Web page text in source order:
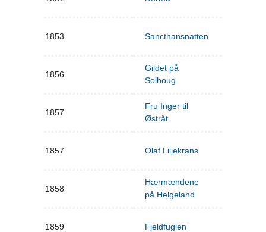
1853 Sancthansnatten
1856
Gildet på
Solhoug
1857
Fru Inger til
Østråt
1857 Olaf Liljekrans
1858
Hærmændene
på Helgeland
1859 Fjeldfuglen